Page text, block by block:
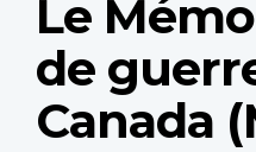
Le
de
Canada